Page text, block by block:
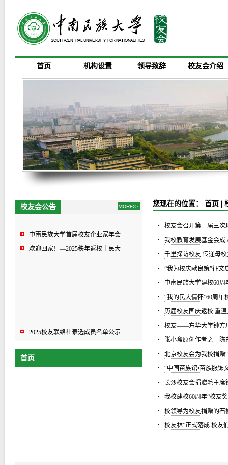
首页 机构设置 领导致辞 校友会介绍
校友会公告
中南民族大学首届校友企业家年会
欢迎回家！—2025秩年返校｜民大
2025校友联络社录选成员名单公示
欢迎回家！—2025秩年返校｜民大
首页
您现在的位置： 首页
· 校友会召开第一届三次
· 我校教育发展基金会成
· 千里探访校友 传递母
· “我为校庆献良策”征文
· 中南民族大学建校60周
· “我的民大情怀”60周年
· 历届校友国庆返校 重
· 校友——东华大学钟方
· 张小盒原创作者之一陈
· 北京校友会为我校捐赠
· “中国苗族馆•苗族服
· 长沙校友会捐赠毛主席
· 我校建校60周年“校友
· 校领导为校友捐赠的石
· 校友林”正式落成 校友